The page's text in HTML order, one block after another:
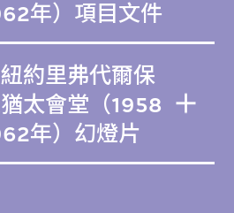
年）項目文件
約里弗代爾保
太會堂（1958
年）幻燈片